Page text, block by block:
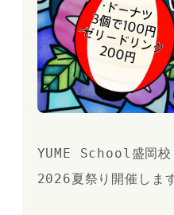
YUME School盛岡校
2026夏祭り開催しま